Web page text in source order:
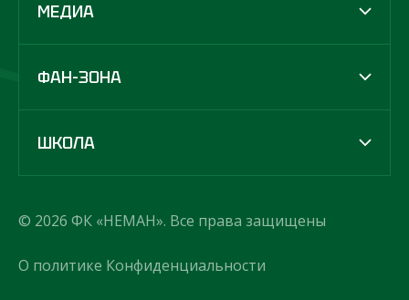
МЕДИА
ФАН-ЗОНА
ШКОЛА
© 2026 ФК «НЕМАН». Все права защищены
О политике Конфиденциальности